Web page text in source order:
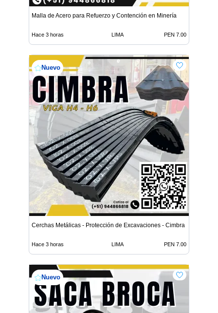
Malla de Acero para Refuerzo y Contención en Minería
Hace 3 horas LIMA PEN 7.00
Nuevo
Cerchas Metálicas - Protección de Excavaciones - Cimbra
Hace 3 horas LIMA PEN 7.00
Nuevo